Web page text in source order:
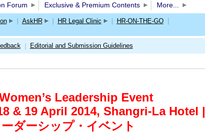
Forum Exclusive & Premium Contents More...
AskHR HR Legal Clinic HR-ON-THE-GO
Editorial and Submission Guidelines
Leadership Event
& 19 April 2014, Shangri-La Hotel |
ダーシップ・イベント